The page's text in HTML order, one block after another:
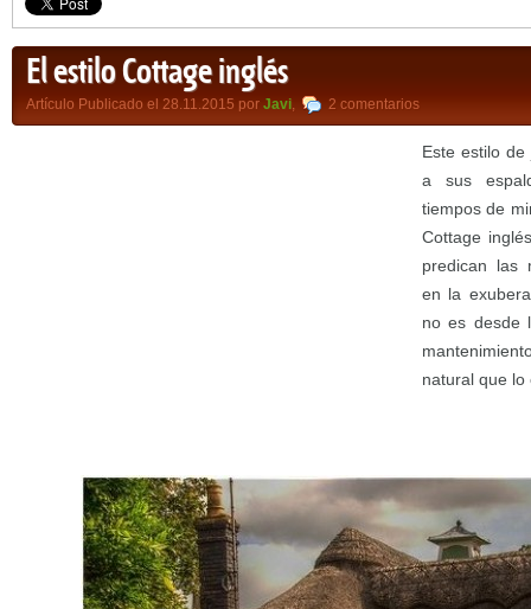
El estilo Cottage inglés
Artículo Publicado el 28.11.2015 por Javi, 2 comentarios
Este estilo
a sus
tiempos de
Cottage
predican las
en la
no es desde
natural que lo